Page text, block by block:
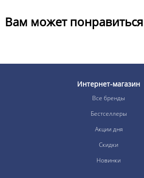
Вам может понравиться
Интернет-магазин
Все бренды
Бестселлеры
Акции дня
Скидки
Новинки